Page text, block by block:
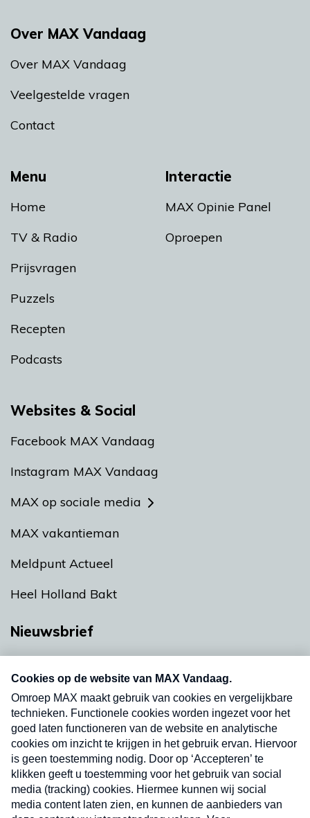
Menu
Home
TV & Radio
Prijsvragen
Puzzels
Recepten
Podcasts
Interactie
MAX Opinie Panel
Oproepen
Over MAX Vandaag
Over MAX Vandaag
Veelgestelde vragen
Contact
Websites & Social
Facebook MAX Vandaag
Instagram MAX Vandaag
MAX op sociale media
MAX vakantieman
Meldpunt Actueel
Heel Holland Bakt
Nieuwsbrief
nieuwsbrief. Elke vrijdag- en dinsdagochtend in
uw mailbox.
Verzend